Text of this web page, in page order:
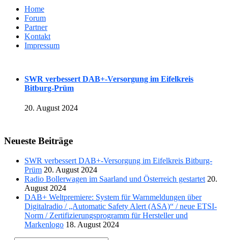
Home
Forum
Partner
Kontakt
Impressum
SWR verbessert DAB+-Versorgung im Eifelkreis
Bitburg-Prüm
20. August 2024
Neueste Beiträge
SWR verbessert DAB+-Versorgung im Eifelkreis Bitburg-
Prüm 20. August 2024
Radio Bollerwagen im Saarland und Österreich gestartet 20.
August 2024
DAB+ Weltpremiere: System für Warnmeldungen über
Digitalradio / „Automatic Safety Alert (ASA)“ / neue ETSI-
Norm / Zertifizierungsprogramm für Hersteller und
Markenlogo 18. August 2024